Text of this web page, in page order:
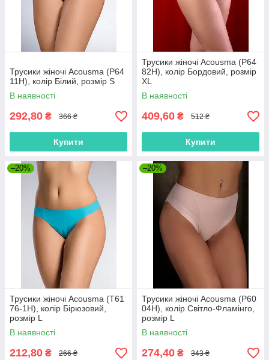
Трусики жіночі Acousma (P64
11H), колір Білий, розмір S
В наявності
292,80 ₴ 366 ₴
Купити
Трусики жіночі Acousma (P64
82H), колір Бордовий, розмір
XL
В наявності
409,60 ₴ 512 ₴
Купити
–20%
Трусики жіночі Acousma (T61
76-1H), колір Бірюзовий,
розмір L
В наявності
212,80 ₴ 266 ₴
–20%
Трусики жіночі Acousma (P60
04H), колір Світло-Фламінго,
розмір L
В наявності
274,40 ₴ 343 ₴